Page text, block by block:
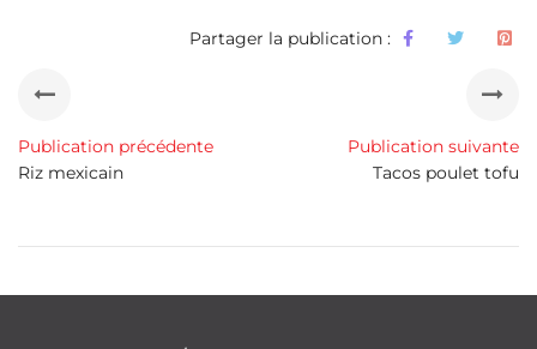
Partager la publication :
Publication précédente
Riz mexicain
Publication suivante
Tacos poulet tofu